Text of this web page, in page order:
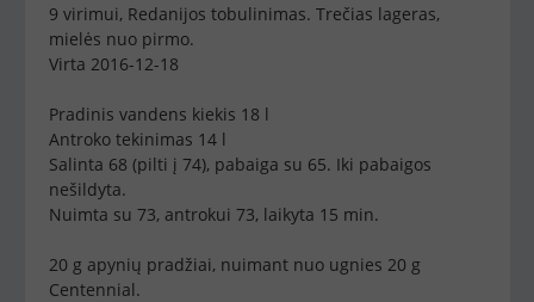
9 virimui, Redanijos tobulinimas. Trečias lageras,
mielės nuo pirmo.
Virta 2016-12-18
Pradinis vandens kiekis 18 l
Antroko tekinimas 14 l
Salinta 68 (pilti į 74), pabaiga su 65. Iki pabaigos
nešildyta.
Nuimta su 73, antrokui 73, laikyta 15 min.
20 g apynių pradžiai, nuimant nuo ugnies 20 g
Centennial.